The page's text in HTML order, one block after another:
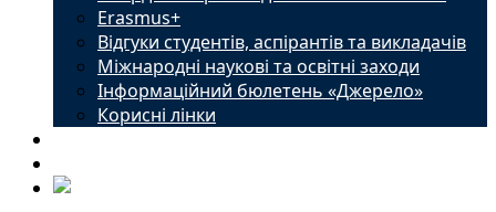
Erasmus+
Відгуки студентів, аспірантів та викладачів
Міжнародні наукові та освітні заходи
Інформаційний бюлетень «Джерело»
Корисні лінки